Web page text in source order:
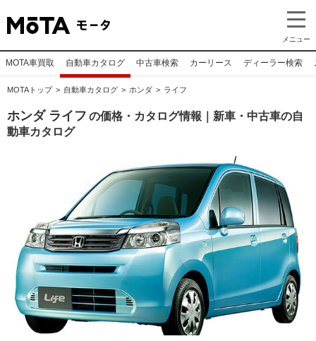
メニュー
MOTA車買取 自動車カタログ 中古車検索 カーリース ディーラー検索
MOTAトップ 自動車カタログ ホンダ ライフ
ホンダ ライフ の価格・カタログ情報｜新車・中古車の自
動車カタログ